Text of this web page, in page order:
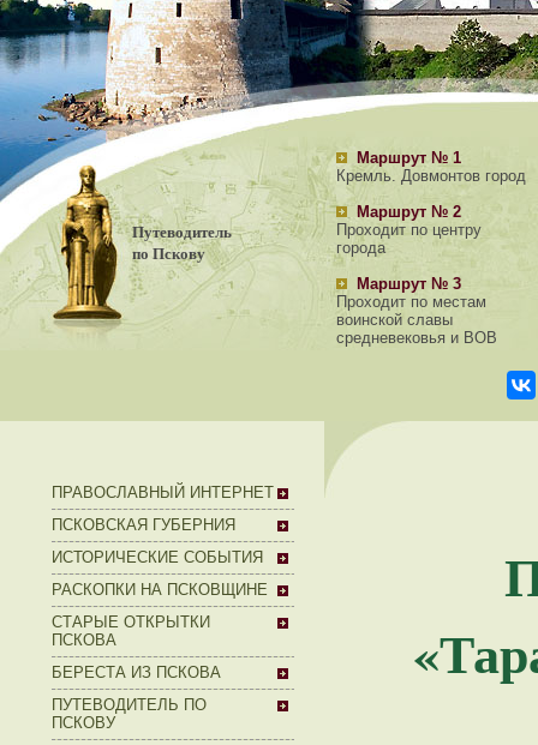
Путеводитель
по Пскову
Маршрут № 1
Кремль. Довмонтов город
Маршрут № 2
Проходит по центру
города
Маршрут № 3
Проходит по местам
воинской славы
средневековья и ВОВ
ПРАВОСЛАВНЫЙ ИНТЕРНЕТ
ПСКОВСКАЯ ГУБЕРНИЯ
ИСТОРИЧЕСКИЕ СОБЫТИЯ
РАСКОПКИ НА ПСКОВЩИНЕ
СТАРЫЕ ОТКРЫТКИ
ПСКОВА
БЕРЕСТА ИЗ ПСКОВА
ПУТЕВОДИТЕЛЬ ПО
ПСКОВУ